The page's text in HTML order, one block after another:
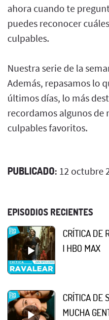
ahora cuando te
puedes reconocer
culpables.
Nuestra serie de la
Además, repasamos lo
últimos días, lo más
recordamos algunos de
culpables favoritos.
PUBLICADO: 12 octubre
EPISODIOS RECIENTES
CRÍTICA DE
| HBO MAX
CRÍTICA DE
MUCHA